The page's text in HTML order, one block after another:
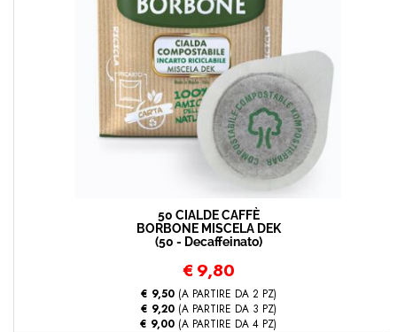
50 CIALDE CAFFÈ
BORBONE MISCELA DEK
(50 - Decaffeinato)
€ 9,80
€ 9,50(A PARTIRE DA 2 PZ)
€ 9,20(A PARTIRE DA 3 PZ)
€ 9,00 (A PARTIRE DA 4 PZ)